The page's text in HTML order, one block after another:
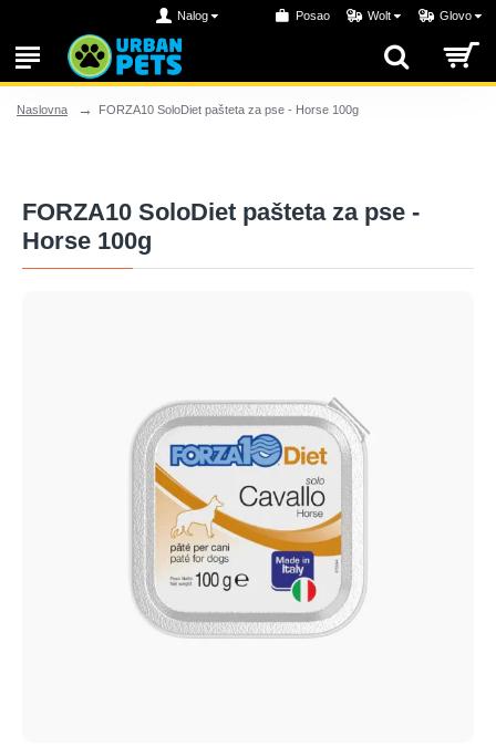
Nalog Posao Wolt Glovo
Naslovna FORZA10 SoloDiet pašteta za pse - Horse 100g
FORZA10 SoloDiet pašteta za pse -
Horse 100g